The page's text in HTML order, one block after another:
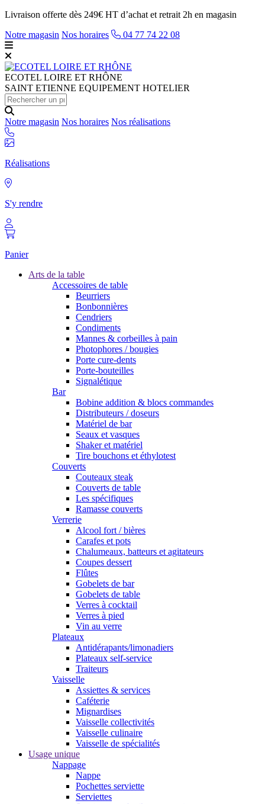
Livraison offerte dès 249€ HT d’achat et retrait 2h en magasin
Notre magasin Nos horaires 04 77 74 22 08
ECOTEL LOIRE ET RHÔNE
SAINT ETIENNE EQUIPEMENT HOTELIER
Notre magasin Nos horaires Nos réalisations
Réalisations
S'y rendre
Panier
Arts de la table
Accessoires de table
Beurriers
Bonbonnières
Cendriers
Condiments
Mannes & corbeilles à pain
Photophores / bougies
Porte cure-dents
Porte-bouteilles
Signalétique
Bar
Bobine addition & blocs commandes
Distributeurs / doseurs
Matériel de bar
Seaux et vasques
Shaker et matériel
Tire bouchons et éthylotest
Couverts
Couteaux steak
Couverts de table
Les spécifiques
Ramasse couverts
Verrerie
Alcool fort / bières
Carafes et pots
Chalumeaux, batteurs et agitateurs
Coupes dessert
Flûtes
Gobelets de bar
Gobelets de table
Verres à cocktail
Verres à pied
Vin au verre
Plateaux
Antidérapants/limonadiers
Plateaux self-service
Traiteurs
Vaisselle
Assiettes & services
Caféterie
Mignardises
Vaisselle collectivités
Vaisselle culinaire
Vaisselle de spécialités
Usage unique
Nappage
Nappe
Pochettes serviette
Serviettes